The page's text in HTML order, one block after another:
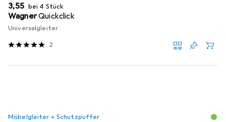
EUR
3,55 bei 4 Stück
WagnerQuickclick
Universalgleiter
2
Möbelgleiter + Schutzpuffer